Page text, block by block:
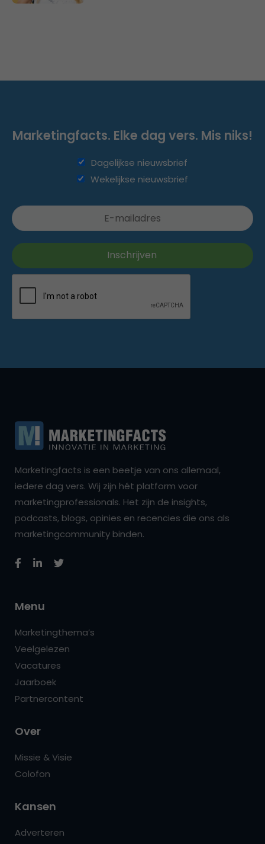
Marketingfacts. Elke dag vers. Mis niks!
Dagelijkse nieuwsbrief
Wekelijkse nieuwsbrief
Marketingfacts is een beetje van ons allemaal,
iedere dag vers. Wij zijn hét platform voor
marketingprofessionals. Het zijn de insights,
podcasts, blogs, opinies en recencies die ons als
marketingcommunity binden.
Menu
Marketingthema’s
Veelgelezen
Vacatures
Jaarboek
Partnercontent
Over
Missie & Visie
Colofon
Kansen
Adverteren